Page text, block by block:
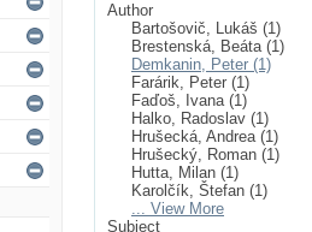
Author
Bartošovič, Lukáš (1)
Brestenská, Beáta (1)
Demkanin, Peter (1)
Farárik, Peter (1)
Faďoš, Ivana (1)
Halko, Radoslav (1)
Hrušecká, Andrea (1)
Hrušecký, Roman (1)
Hutta, Milan (1)
Karolčík, Štefan (1)
... View More
Subject